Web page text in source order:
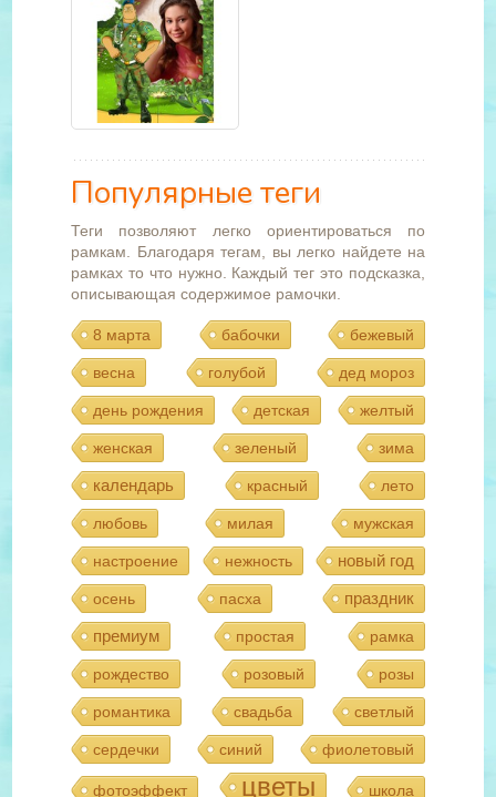
Популярные теги
Теги позволяют легко ориентироваться по
рамкам. Благодаря тегам, вы легко найдете на
рамках то что нужно. Каждый тег это подсказка,
описывающая содержимое рамочки.
8 марта бабочки бежевый
весна голубой дед мороз
день рождения детская желтый
женская зеленый зима
календарь красный лето
любовь милая мужская
настроение нежность новый год
осень пасха
праздник
премиум
простая рамка
рождество розовый розы
романтика свадьба светлый
сердечки синий фиолетовый
фотоэффект цветы школа